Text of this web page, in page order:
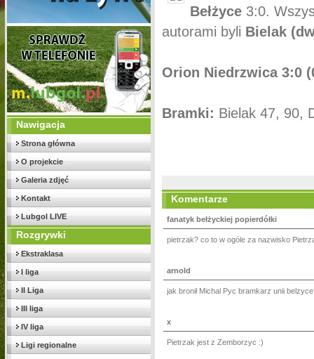
Nawigacja
Strona główna
O projekcie
Galeria zdjęć
Kontakt
Lubgol LIVE
Rozgrywki
Ekstraklasa
I liga
II Liga
III liga
IV liga
Ligi regionalne
Bełżyce3:0.
autorami byli Bielak
Orion Niedrzwica 3:0
Bramki: Bielak 47, 90,
Komentarze
fanatyk bełżyckiej popierdółki
pietrzak? co to w ogóle za nazwisko
arnold
jak bronił Michal Pyc bramkarz unii
x
Pietrzak jest z Zemborzyc :)